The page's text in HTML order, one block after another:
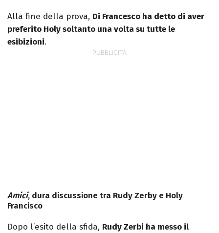
Alla fine della prova, Di Francesco ha detto di aver
preferito Holy soltanto una volta su tutte le
esibizioni.
Amici, dura discussione tra Rudy Zerby e Holy
Francisco
Dopo l’esito della sfida, Rudy Zerbi ha messo il